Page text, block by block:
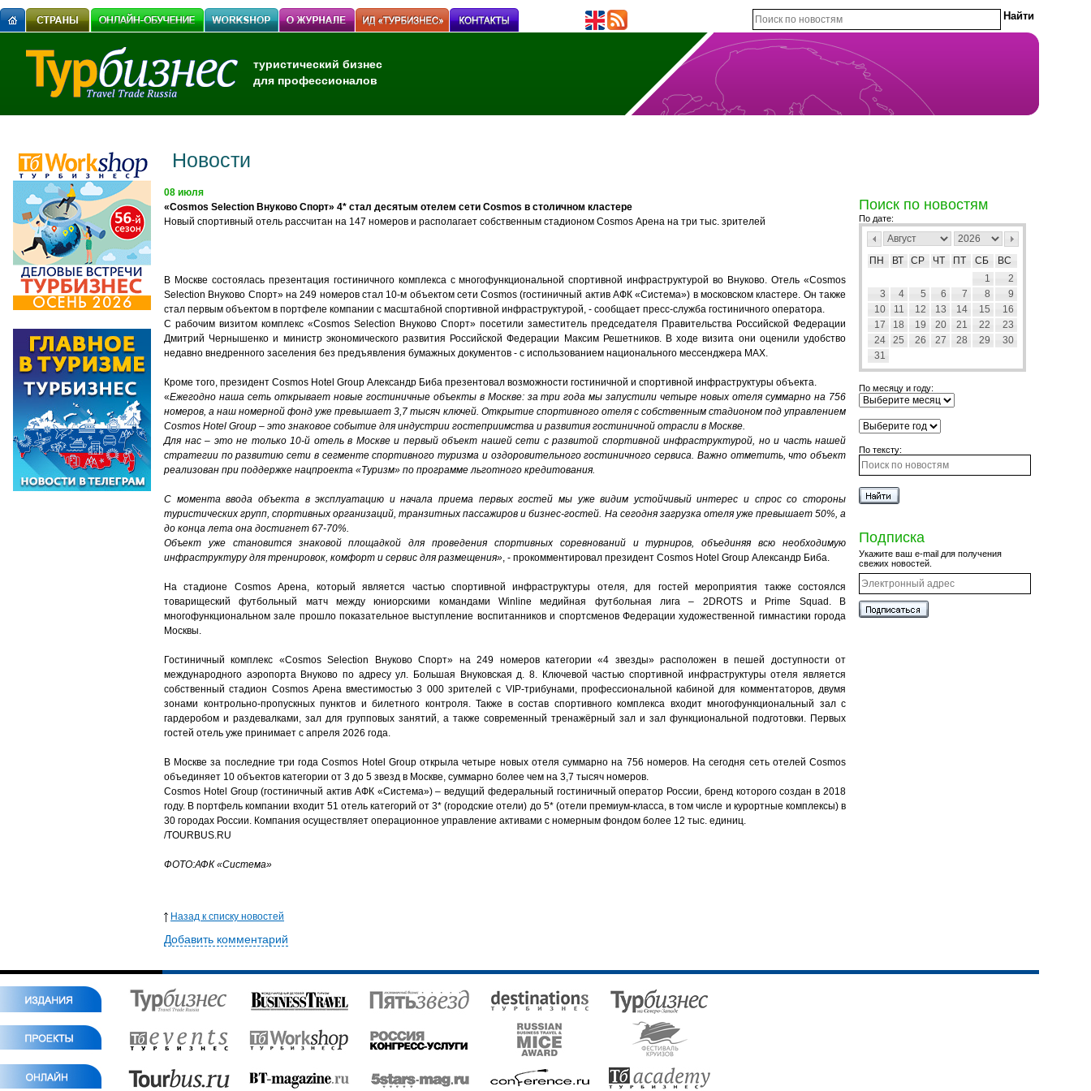
туристический бизнес
для профессионалов
Новости
08 июля
«Cosmos Selection Внуково Спорт» 4* стал десятым отелем сети Cosmos в столичном кластере
Новый спортивный отель рассчитан на 147 номеров и располагает собственным стадионом Cosmos Арена на три тыс. зрителей
В Москве состоялась презентация гостиничного комплекса с многофункциональной спортивной инфраструктурой во Внуково. Отель «Cosmos
Selection Внуково Спорт» на 249 номеров стал 10-м объектом сети Cosmos (гостиничный актив АФК «Система») в московском кластере. Он также
стал первым объектом в портфеле компании с масштабной спортивной инфраструктурой, - сообщает пресс-служба гостиничного оператора.
С рабочим визитом комплекс «Cosmos Selection Внуково Спорт» посетили заместитель председателя Правительства Российской Федерации
Дмитрий Чернышенко и министр экономического развития Российской Федерации Максим Решетников. В ходе визита они оценили удобство
недавно внедренного заселения без предъявления бумажных документов - с использованием национального мессенджера MAX.
Кроме того, президент Cosmos Hotel Group Александр Биба презентовал возможности гостиничной и спортивной инфраструктуры объекта.
«Ежегодно наша сеть открывает новые гостиничные объекты в Москве: за три года мы запустили четыре новых отеля суммарно на 756
номеров, а наш номерной фонд уже превышает 3,7 тысяч ключей. Открытие спортивного отеля с собственным стадионом под управлением
Cosmos Hotel Group – это знаковое событие для индустрии гостеприимства и развития гостиничной отрасли в Москве.
Для нас – это не только 10-й отель в Москве и первый объект нашей сети с развитой спортивной инфраструктурой, но и часть нашей
стратегии по развитию сети в сегменте спортивного туризма и оздоровительного гостиничного сервиса. Важно отметить, что объект
реализован при поддержке нацпроекта «Туризм» по программе льготного кредитования.
С момента ввода объекта в эксплуатацию и начала приема первых гостей мы уже видим устойчивый интерес и спрос со стороны
туристических групп, спортивных организаций, транзитных пассажиров и бизнес-гостей. На сегодня загрузка отеля уже превышает 50%, а
до конца лета она достигнет 67-70%.
Объект уже становится знаковой площадкой для проведения спортивных соревнований и турниров, объединяя всю необходимую
инфраструктуру для тренировок, комфорт и сервис для размещения», - прокомментировал президент Cosmos Hotel Group Александр Биба.
На стадионе Cosmos Арена, который является частью спортивной инфраструктуры отеля, для гостей мероприятия такжесостоялся
товарищеский футбольный матч между юниорскими командами Winline медийная футбольная лига – 2DROTS и Prime Squad. В
многофункциональном зале прошло показательное выступление воспитанников и спортсменов Федерации художественной гимнастики города
Москвы.
Гостиничный комплекс «Cosmos Selection Внуково Спорт» на 249 номеров категории «4 звезды» расположен в пешей доступности от
международного аэропорта Внуково по адресу ул. Большая Внуковская д. 8. Ключевой частью спортивной инфраструктуры отеля является
собственный стадион Cosmos Арена вместимостью 3 000 зрителей с VIP-трибунами, профессиональной кабиной для комментаторов, двумя
зонами контрольно-пропускных пунктов и билетного контроля. Также в состав спортивного комплекса входит многофункциональный зал с
гардеробом и раздевалками, зал для групповых занятий, а также современный тренажёрный зал и зал функциональной подготовки. Первых
гостей отель уже принимает с апреля 2026 года.
В Москве за последние три года Cosmos Hotel Group открыла четыре новых отеля суммарно на 756 номеров. На сегодня сеть отелей Cosmos
объединяет 10 объектов категории от 3 до 5 звезд в Москве, суммарно более чем на 3,7 тысяч номеров.
Cosmos Hotel Group (гостиничный актив АФК «Система») – ведущий федеральный гостиничный оператор России, бренд которого создан в 2018
году. В портфель компании входит 51 отель категорий от 3* (городские отели) до 5* (отели премиум-класса, в том числе и курортные комплексы) в
30 городах России. Компания осуществляет операционное управление активами с номерным фондом более 12 тыс. единиц.
/TOURBUS.RU
ФОТО:АФК «Система»
Назад к списку новостей
Добавить комментарий
Поиск по новостям
По дате:
ПН ВТ СР ЧТ ПТ СБ
ВС
1
2
3
4 5 6 7 8
9
10
11 12 13 14 15
16
17
18 19 20 21 22
23
24
25 26 27 28 29
30
31
По месяцу и году:
По тексту:
Подписка
Укажите ваш e-mail для получения
свежих новостей.